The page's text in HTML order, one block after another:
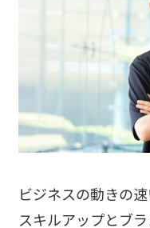
ビジネスの動きの
スキルアップとブ